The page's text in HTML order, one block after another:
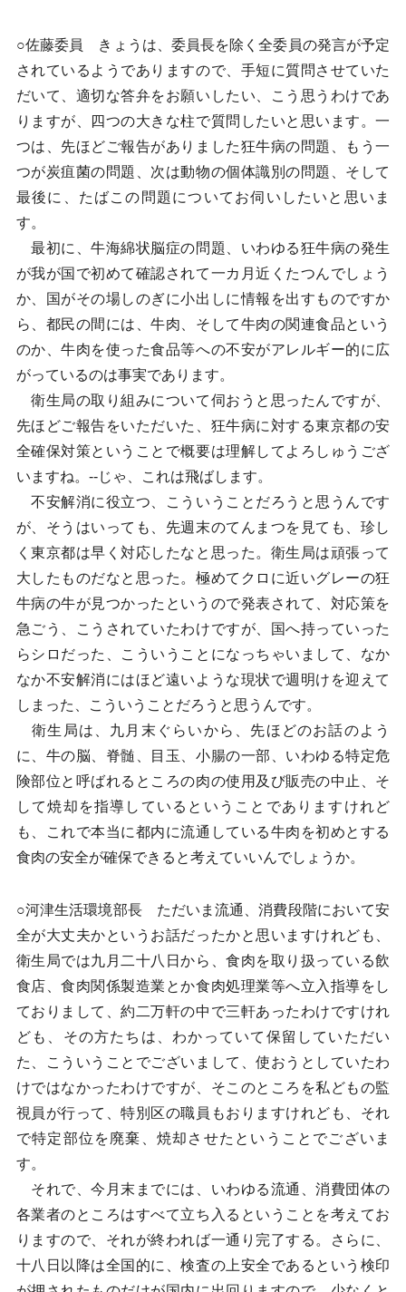
○佐藤委員 きょうは、委員長を除く全委員の発言が予定
されているようでありますので、手短に質問させていた
だいて、適切な答弁をお願いしたい、こう思うわけであ
りますが、四つの大きな柱で質問したいと思います。一
つは、先ほどご報告がありました狂牛病の問題、もう一
つが炭疽菌の問題、次は動物の個体識別の問題、そして
最後に、たばこの問題についてお伺いしたいと思いま
す。
最初に、牛海綿状脳症の問題、いわゆる狂牛病の発生
が我が国で初めて確認されて一カ月近くたつんでしょう
か、国がその場しのぎに小出しに情報を出すものですか
ら、都民の間には、牛肉、そして牛肉の関連食品という
のか、牛肉を使った食品等への不安がアレルギー的に広
がっているのは事実であります。
衛生局の取り組みについて伺おうと思ったんですが、
先ほどご報告をいただいた、狂牛病に対する東京都の安
全確保対策ということで概要は理解してよろしゅうござ
いますね。--じゃ、これは飛ばします。
不安解消に役立つ、こういうことだろうと思うんです
が、そうはいっても、先週末のてんまつを見ても、珍し
く東京都は早く対応したなと思った。衛生局は頑張って
大したものだなと思った。極めてクロに近いグレーの狂
牛病の牛が見つかったというので発表されて、対応策を
急ごう、こうされていたわけですが、国へ持っていった
らシロだった、こういうことになっちゃいまして、なか
なか不安解消にはほど遠いような現状で週明けを迎えて
しまった、こういうことだろうと思うんです。
衛生局は、九月末ぐらいから、先ほどのお話のよう
に、牛の脳、脊髄、目玉、小腸の一部、いわゆる特定危
険部位と呼ばれるところの肉の使用及び販売の中止、そ
して焼却を指導しているということでありますけれど
も、これで本当に都内に流通している牛肉を初めとする
食肉の安全が確保できると考えていいんでしょうか。
○河津生活環境部長 ただいま流通、消費段階において安
全が大丈夫かというお話だったかと思いますけれども、
衛生局では九月二十八日から、食肉を取り扱っている飲
食店、食肉関係製造業とか食肉処理業等へ立入指導をし
ておりまして、約二万軒の中で三軒あったわけですけれ
ども、その方たちは、わかっていて保留していただい
た、こういうことでございまして、使おうとしていたわ
けではなかったわけですが、そこのところを私どもの監
視員が行って、特別区の職員もおりますけれども、それ
で特定部位を廃棄、焼却させたということでございま
す。
それで、今月末までには、いわゆる流通、消費団体の
各業者のところはすべて立ち入るということを考えてお
りますので、それが終われば一通り完了する。さらに、
十八日以降は全国的に、検査の上安全であるという検印